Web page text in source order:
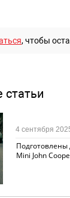
, чтобы
Mini John
4 сентября